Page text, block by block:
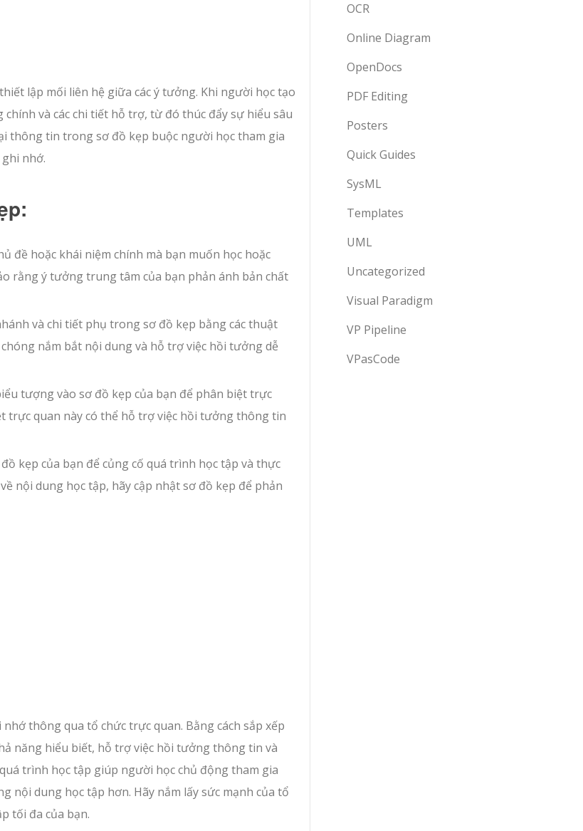
lập mối liên hệ giữa các ý tưởng. Khi người học tạo
và các chi tiết hỗ trợ, từ đó thúc đẩy sự hiểu sâu
thông tin trong sơ đồ kẹp buộc người học tham gia
nhớ.
đề hoặc khái niệm chính mà bạn muốn học hoặc
rằng ý tưởng trung tâm của bạn phản ánh bản chất
và chi tiết phụ trong sơ đồ kẹp bằng các thuật
nắm bắt nội dung và hỗ trợ việc hồi tưởng dễ
tượng vào sơ đồ kẹp của bạn để phân biệt trực
trực quan này có thể hỗ trợ việc hồi tưởng thông tin
kẹp của bạn để củng cố quá trình học tập và thực
nội dung học tập, hãy cập nhật sơ đồ kẹp để phản
thông qua tổ chức trực quan. Bằng cách sắp xếp
năng hiểu biết, hỗ trợ việc hồi tưởng thông tin và
trình học tập giúp người học chủ động tham gia
nội dung học tập hơn. Hãy nắm lấy sức mạnh của tổ
tối đa của bạn.
OCR
Online Diagram
OpenDocs
PDF Editing
Posters
Quick Guides
SysML
Templates
UML
Uncategorized
Visual Paradigm
VP Pipeline
VPasCode